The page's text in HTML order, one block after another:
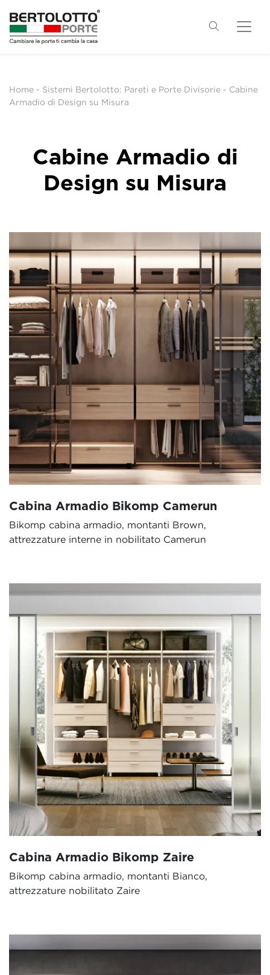
Home - Sistemi Bertolotto: Pareti e Porte Divisorie - Cabine
Armadio di Design su Misura
Cabine Armadio di
Design su Misura
Cabina Armadio Bikomp Camerun
Bikomp cabina armadio, montanti Brown,
attrezzature interne in nobilitato Camerun
Cabina Armadio Bikomp Zaire
Bikomp cabina armadio, montanti Bianco,
attrezzature nobilitato Zaire